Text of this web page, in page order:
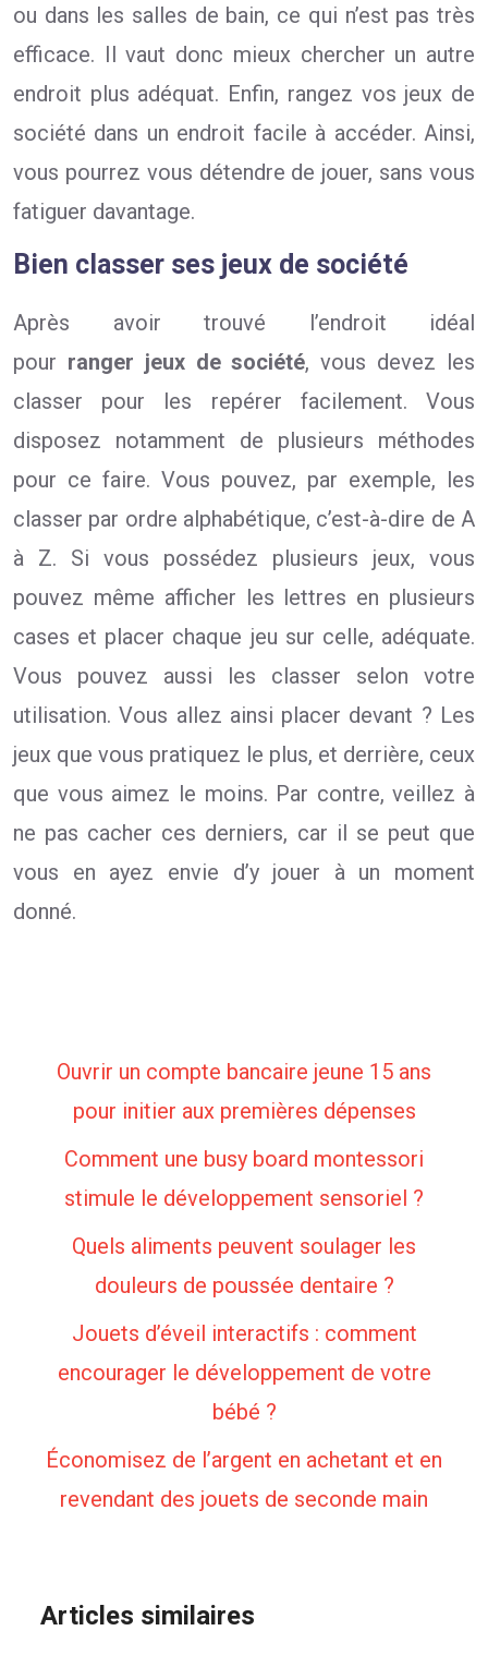
ou dans les salles de bain, ce qui n’est pas très
efficace. Il vaut donc mieux chercher un autre
endroit plus adéquat. Enfin, rangez vos jeux de
société dans un endroit facile à accéder. Ainsi,
vous pourrez vous détendre de jouer, sans vous
fatiguer davantage.
Bien classer ses jeux de société
Après avoir trouvé l’endroit idéal
pour ranger jeux de société, vous devez les
classer pour les repérer facilement. Vous
disposez notamment de plusieurs méthodes
pour ce faire. Vous pouvez, par exemple, les
classer par ordre alphabétique, c’est-à-dire de A
à Z. Si vous possédez plusieurs jeux, vous
pouvez même afficher les lettres en plusieurs
cases et placer chaque jeu sur celle, adéquate.
Vous pouvez aussi les classer selon votre
utilisation. Vous allez ainsi placer devant ? Les
jeux que vous pratiquez le plus, et derrière, ceux
que vous aimez le moins. Par contre, veillez à
ne pas cacher ces derniers, car il se peut que
vous en ayez envie d’y jouer à un moment
donné.
Ouvrir un compte bancaire jeune 15 ans
pour initier aux premières dépenses
Comment une busy board montessori
stimule le développement sensoriel ?
Quels aliments peuvent soulager les
douleurs de poussée dentaire ?
Jouets d’éveil interactifs : comment
encourager le développement de votre
bébé ?
Économisez de l’argent en achetant et en
revendant des jouets de seconde main
Articles similaires